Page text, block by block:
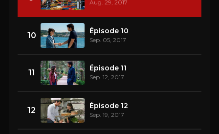
Aug. 29, 2017
10 Épisode 10
Sep. 05, 2017
11 Épisode 11
Sep. 12, 2017
12 Épisode 12
Sep. 19, 2017